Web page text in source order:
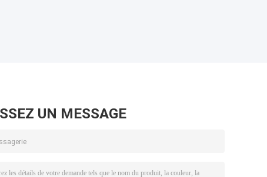
UN MESSAGE